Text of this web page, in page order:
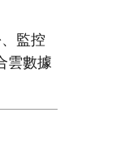
監控
雲數據